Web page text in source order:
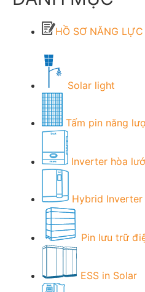
HỒ SƠ NĂNG LỰC
Solar light
Tấm pin năng
Inverter hòa
Hybrid Inverter
Pin lưu trữ
ESS in Solar